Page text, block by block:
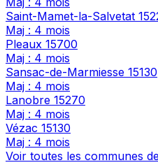
Saint-Mamet-la-Salvetat
Maj : 4 mois
Pleaux 15700
Maj : 4 mois
Sansac-de-Marmiesse 15130
Maj : 4 mois
Lanobre 15270
Maj : 4 mois
Vézac 15130
Maj : 4 mois
Voir toutes les communes